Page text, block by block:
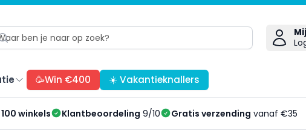
🥳Win €400 ☀️ Vakantieknallers
100 winkels Klantbeoordeling 9/10 Gratis verzending vanaf €35